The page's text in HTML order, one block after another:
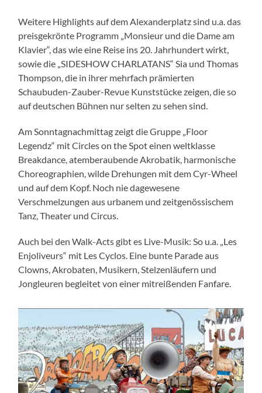
Weitere Highlights auf dem Alexanderplatz sind u.a. das
preisgekrönte Programm „Monsieur und die Dame am
Klavier“, das wie eine Reise ins 20. Jahrhundert wirkt,
sowie die „SIDESHOW CHARLATANS“ Sia und Thomas
Thompson, die in ihrer mehrfach prämierten
Schaubuden-Zauber-Revue Kunststücke zeigen, die so
auf deutschen Bühnen nur selten zu sehen sind.
Am Sonntagnachmittag zeigt die Gruppe „Floor
Legendz“ mit Circles on the Spot einen weltklasse
Breakdance, atemberaubende Akrobatik, harmonische
Choreographien, wilde Drehungen mit dem Cyr-Wheel
und auf dem Kopf. Noch nie dagewesene
Verschmelzungen aus urbanem und zeitgenössischem
Tanz, Theater und Circus.
Auch bei den Walk-Acts gibt es Live-Musik: So u.a. „Les
Enjoliveurs“ mit Les Cyclos. Eine bunte Parade aus
Clowns, Akrobaten, Musikern, Stelzenläufern und
Jongleuren begleitet von einer mitreißenden Fanfare.